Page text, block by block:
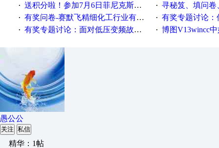
· 送积分啦！参加7月6日菲尼克斯在线研讨会即得 · 寻秘笈、填问卷
· 有奖问卷-赛默飞精细化工行业有奖调查来袭！ · 有奖专题讨论：伺服选择
· 有奖专题讨论：面对低压变频故障，老手是这样解决的！ · 博图V13wincc中如何
愚公公
关注 私信
精华：1帖